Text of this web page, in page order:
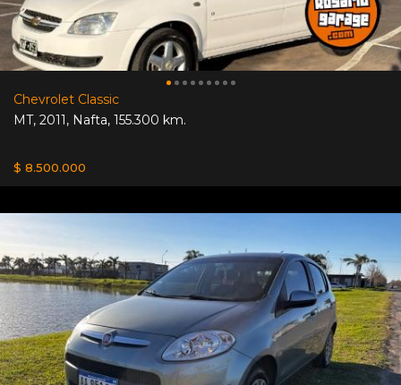
Chevrolet Classic
MT, 2011, Nafta, 155.300 km.
$ 8.500.000